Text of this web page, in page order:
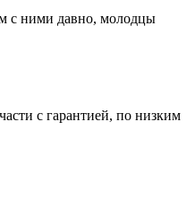
с ними давно, молодцы
с гарантией, по низким